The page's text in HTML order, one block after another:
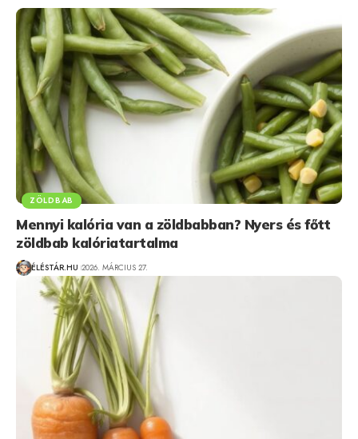
ZÖLDBAB
Mennyi kalória van a zöldbabban? Nyers és főtt
zöldbab kalóriatartalma
ÉLÉSTÁR.HU 2026. MÁRCIUS 27.